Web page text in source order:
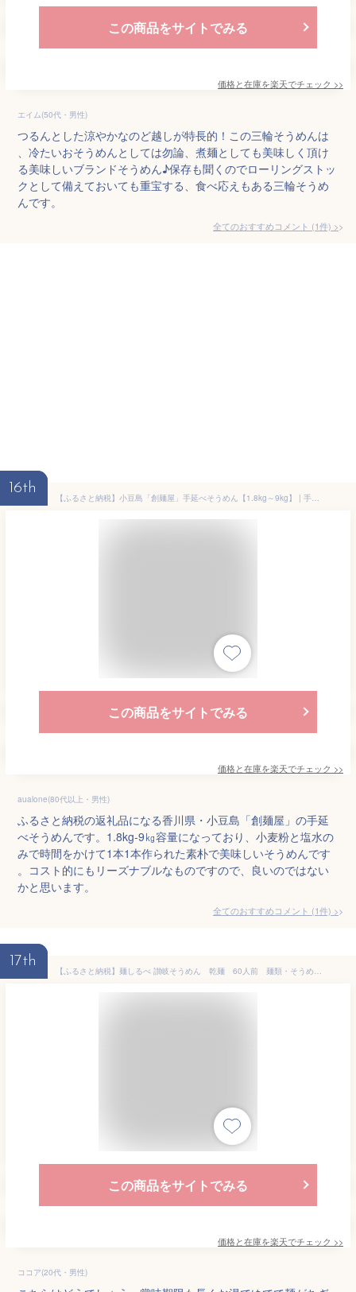
この商品をサイトでみる
価格と在庫を楽天でチェック >>
エイム(50代・男性)
つるんとした涼やかなのど越しが特長的！この三輪そうめんは
、冷たいおそうめんとしては勿論、煮麺としても美味しく頂け
る美味しいブランドそうめん♪保存も聞くのでローリングストッ
クとして備えておいても重宝する、食べ応えもある三輪そうめ
んです。
全てのおすすめコメント (1件) >
16th
【ふるさと納税】小豆島「創麺屋」手延べそうめん【1.8kg～9kg】 | 手延 手延べ 小豆島 そーめん 内祝い ギフト贈答 プレゼント お取り寄せ グルメ 乾燥 化粧箱入り 香川 香川県 小豆島町 ソーメン 小豆島そうめん 手延素麺 ご当地 贈り物 お土産 乾麺 麺類 麺
この商品をサイトでみる
価格と在庫を楽天でチェック >>
aualone(80代以上・男性)
ふるさと納税の返礼品になる香川県・小豆島「創麺屋」の手延
べそうめんです。1.8kg‐9㎏容量になっており、小麦粉と塩水の
みで時間をかけて1本1本作られた素朴で美味しいそうめんです
。コスト的にもリーズナブルなものですので、良いのではない
かと思います。
全てのおすすめコメント (1件) >
17th
【ふるさと納税】麺しるべ 讃岐そうめん 乾麺 60人前 麺類・そうめん・素麺・なめらか・ギフト
この商品をサイトでみる
価格と在庫を楽天でチェック >>
ココア(20代・男性)